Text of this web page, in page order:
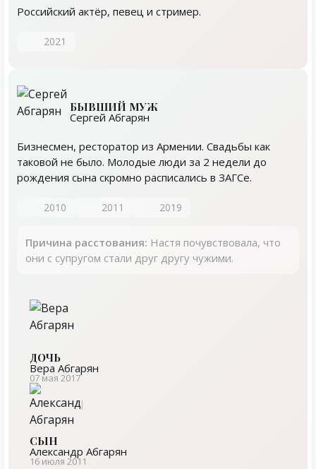
Российский актёр, певец и стример.
2021
БЫВШИЙ МУЖ
Cергей Абгарян
Бизнесмен, ресторатор из Армении. Свадьбы как
таковой не было. Молодые люди за 2 недели до
рождения сына скромно расписались в ЗАГСе.
2010 2011 2019
Причина расстования: Настя почувствовала, что
они с супругом стали друг другу чужими.
ДОЧЬ
Вера Абгарян
07 мая 2017
СЫН
Александр Абгарян
16 июля 2011